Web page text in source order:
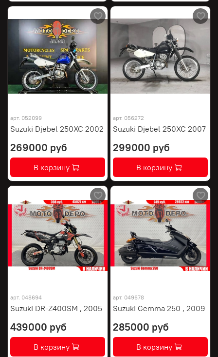
арт. 052099
Suzuki Djebel 250XC 2002
269000 руб
В корзину
арт. 056272
Suzuki Djebel 250XC 2007
299000 руб
В корзину
арт. 048694
Suzuki DR-Z400SM , 2005
439000 руб
В корзину
арт. 049678
Suzuki Gemma 250 , 2009
285000 руб
В корзину